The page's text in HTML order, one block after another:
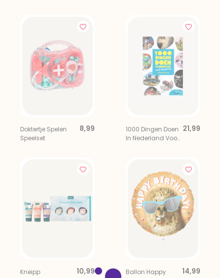
Doktertje Spelen
Speelset
8,99
1000 Dingen Doen
In Nederland Voor
21,99
Kneipp
10,99
Ballon Happy
14,99